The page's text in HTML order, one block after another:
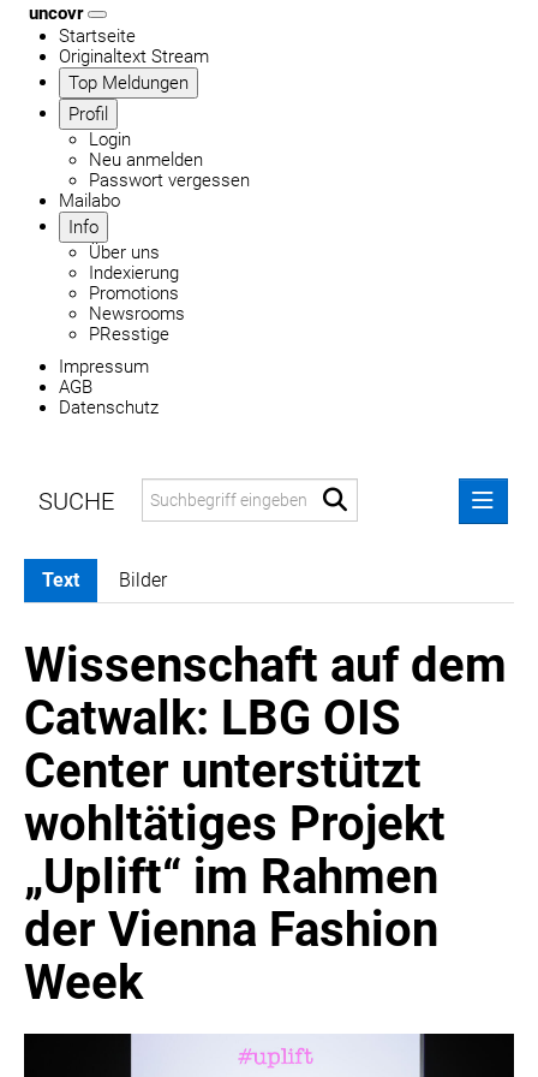
uncovr
Startseite
Originaltext Stream
Top Meldungen
Profil
Login
Neu anmelden
Passwort vergessen
Mailabo
Info
Über uns
Indexierung
Promotions
Newsrooms
PResstige
Impressum
AGB
Datenschutz
MELDUNGEN
ATOMBODY
ATELIER JUNGWIRTH
BAIN & COMPANY
CROWE SOT
DIE UMSETZER
EGGERS & FRANKE ÖSTERREICH
EWP RECYCLING PFAND ÖSTERREICH
FAS RESEARCH
HABAU GROUP
LUDWIG BOLTZMANN GESELLSCHAFT (LBG)
Text Bilder
Wissenschaft auf dem
Catwalk: LBG OIS
Center unterstützt
wohltätiges Projekt
„Uplift“ im Rahmen
der Vienna Fashion
Week